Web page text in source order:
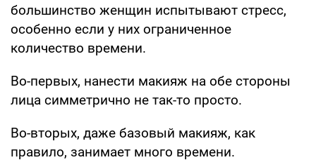
большинство женщин испытывают стресс,
особенно если у них ограниченное
количество времени.
Во-первых, нанести макияж на обе стороны
лица симметрично не так-то просто.
Во-вторых, даже базовый макияж, как
правило, занимает много времени.